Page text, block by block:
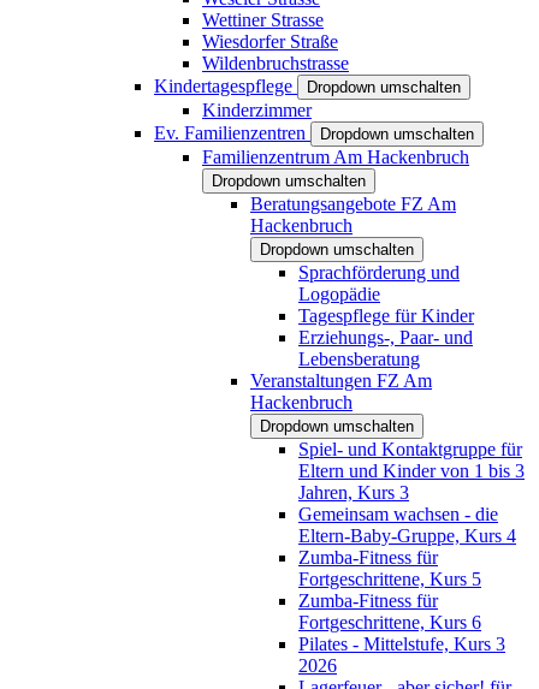
Wettiner Strasse
Wiesdorfer Straße
Wildenbruchstrasse
Kindertagespflege
Dropdown umschalten
Kinderzimmer
Ev. Familienzentren
Dropdown umschalten
Familienzentrum Am Hackenbruch
Dropdown umschalten
Beratungsangebote FZ Am
Hackenbruch
Dropdown umschalten
Sprachförderung und
Logopädie
Tagespflege für Kinder
Erziehungs-, Paar- und
Lebensberatung
Veranstaltungen FZ Am
Hackenbruch
Dropdown umschalten
Spiel- und Kontaktgruppe für
Eltern und Kinder von 1 bis 3
Jahren, Kurs 3
Gemeinsam wachsen - die
Eltern-Baby-Gruppe, Kurs 4
Zumba-Fitness für
Fortgeschrittene, Kurs 5
Zumba-Fitness für
Fortgeschrittene, Kurs 6
Pilates - Mittelstufe, Kurs 3
2026